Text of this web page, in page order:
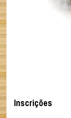
Inscrições